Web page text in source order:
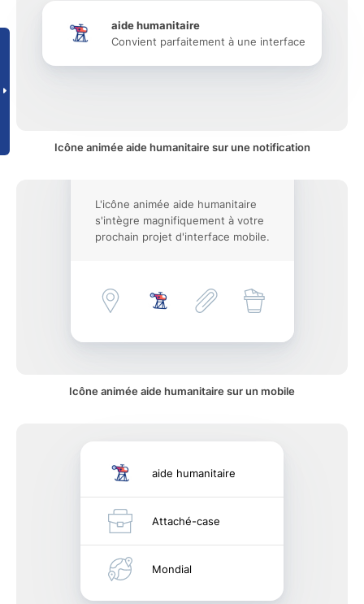
aide humanitaire
Convient parfaitement à une interface
Icône animée aide humanitaire sur une notification
L'icône animée aide humanitaire
s'intègre magnifiquement à votre
prochain projet d'interface mobile.
Icône animée aide humanitaire sur un mobile
aide humanitaire
Attaché-case
Mondial